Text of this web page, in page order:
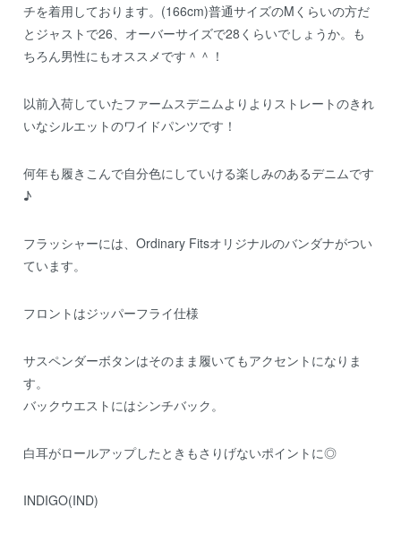
チを着用しております。(166cm)普通サイズのMくらいの方だ
とジャストで26、オーバーサイズで28くらいでしょうか。も
ちろん男性にもオススメです＾＾！
以前入荷していたファームスデニムよりよりストレートのきれ
いなシルエットのワイドパンツです！
何年も履きこんで自分色にしていける楽しみのあるデニムです
♪
フラッシャーには、Ordinary Fitsオリジナルのバンダナがつい
ています。
フロントはジッパーフライ仕様
サスペンダーボタンはそのまま履いてもアクセントになりま
す。
バックウエストにはシンチバック。
白耳がロールアップしたときもさりげないポイントに◎
INDIGO(IND)